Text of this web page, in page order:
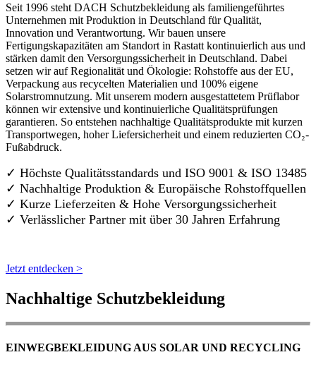
Seit 1996 steht DACH Schutzbekleidung als familiengeführtes
Unternehmen mit Produktion in Deutschland für Qualität,
Innovation und Verantwortung. Wir bauen unsere
Fertigungskapazitäten am Standort in Rastatt kontinuierlich aus und
stärken damit den Versorgungssicherheit in Deutschland. Dabei
setzen wir auf Regionalität und Ökologie: Rohstoffe aus der EU,
Verpackung aus recycelten Materialien und 100% eigene
Solarstromnutzung. Mit unserem modern ausgestattetem Prüflabor
können wir extensive und kontinuierliche Qualitätsprüfungen
garantieren. So entstehen nachhaltige Qualitätsprodukte mit kurzen
Transportwegen, hoher Liefersicherheit und einem reduzierten CO₂-
Fußabdruck.
✓ Höchste Qualitätsstandards und ISO 9001 & ISO 13485
✓ Nachhaltige Produktion & Europäische Rohstoffquellen
✓ Kurze Lieferzeiten & Hohe Versorgungssicherheit
✓ Verlässlicher Partner mit über 30 Jahren Erfahrung
Jetzt entdecken >
Nachhaltige Schutzbekleidung
EINWEGBEKLEIDUNG AUS SOLAR UND RECYCLING